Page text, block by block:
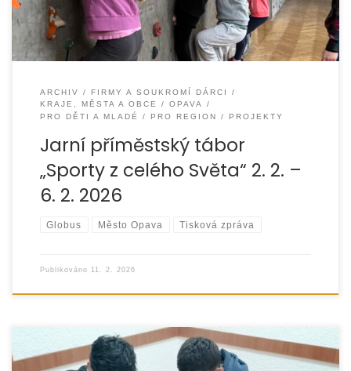
ARCHIV
FIRMY A SOUKROMÍ DÁRCI
KRAJE, MĚSTA A OBCE
OPAVA
PRO DĚTI A MLADÉ
PRO REGION PROJEKTY
Jarní příměstský tábor
„Sporty z celého Světa“ 2. 2. –
6. 2. 2026
Globus Město Opava Tisková zpráva
Publikováno 11. 2. 2026